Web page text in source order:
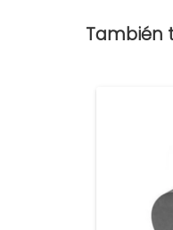
También